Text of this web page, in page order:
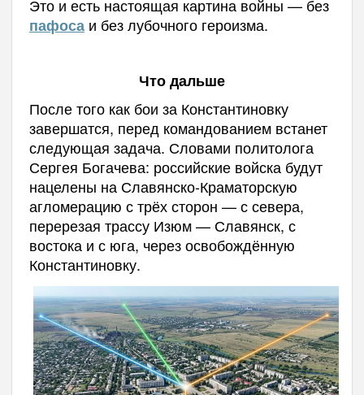
Это и есть настоящая картина войны — без
пафосаи без лубочного героизма.
Что дальше
После того как бои за Константиновку
завершатся, перед командованием встанет
следующая задача. Словами политолога
Сергея Богачева: российские войска будут
нацелены на Славянско-Краматорскую
агломерацию с трёх сторон — с севера,
перерезая трассу Изюм — Славянск, с
востока и с юга, через освобождённую
Константиновку.